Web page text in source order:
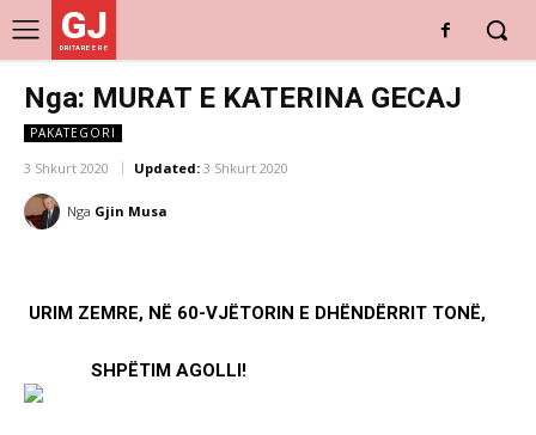
GJ
DRITARE E RE
Nga: MURAT E KATERINA GECAJ
PAKATEGORI
3 Shkurt 2020 Updated: 3 Shkurt 2020
Nga Gjin Musa
URIM ZEMRE, NË 60-VJËTORIN E DHËNDËRRIT TONË,
SHPËTIM AGOLLI!